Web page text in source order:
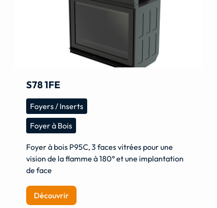
S78 1FE
Foyers / Inserts
Foyer à Bois
Foyer à bois P95C, 3 faces vitrées pour une
vision de la flamme à 180° et une implantation
de face
Découvrir